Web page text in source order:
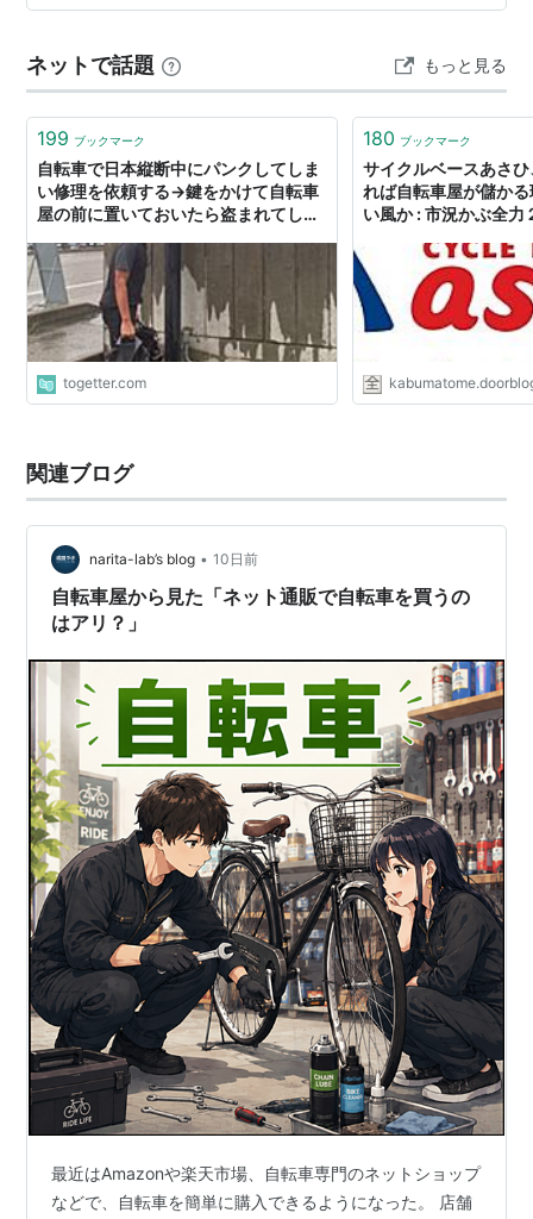
たり、アニメの話になったり、ミニ四駆の話になった
回は、そんな自転車屋の雑談事情について書いてみよう
と思う。 もちろん仕事中は自転車…
ネットで話題 もっと見る
199 ブックマーク
自転車で日本縦断中にパンクしてしま
い修理を依頼する→鍵をかけて自転車
屋の前に置いておいたら盗まれてしま
togetter.com
180 ブックマーク
サイクルベースあさ
れば自転車屋が儲か
い風か : 市況かぶ全力
関連ブログ
narita-lab’s blog • 10日前
自転車屋から見た「ネット通販で自転車を買うの
はアリ？」
最近はAmazonや楽天市場、自転車専門のネットショップ
などで、自転車を簡単に購入できるようになった。 店舗